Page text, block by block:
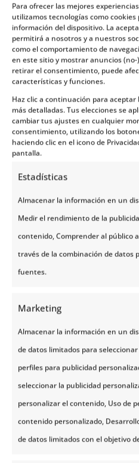
Para ofrecer las mejores
utilizamos tecnologías como
información del dispositivo. La
permitirá a nosotros y a nuestros
como el comportamiento de
en este sitio y mostrar anuncios
retirar el consentimiento, puede
características y funciones.
Haz clic a continuación para
más detalladas. Tus elecciones se
cambiar tus ajustes en cualquier
consentimiento, utilizando los
haciendo clic en el icono de
pantalla.
Estadísticas
Almacenar la información en un
Medir el rendimiento de la
contenido, Comprender al público
través de la combinación de datos
fuentes.
Marketing
Almacenar la información en un
de datos limitados para
perfiles para publicidad
seleccionar la publicidad
personalizar el contenido, Uso de
contenido personalizado,
de datos limitados con el objetivo
4.8
¡Solicita
https://
SOBRE NOSOTROS